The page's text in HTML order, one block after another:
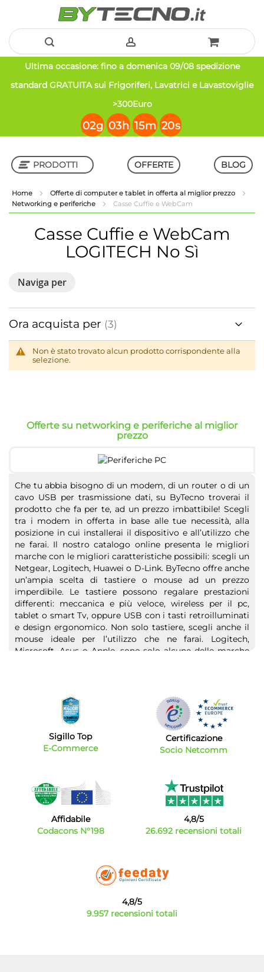
Salta
al
Ultima occasione: fino a domenica 09/08 spedizione
standard GRATUITA sui Frigoriferi, Lavatrici e Lavastoviglie
>300Euro
02g 03h 15m 20s
PRODOTTI
Shop in Shop
OFFERTE BLOG
Home
Offerte di computer e tablet in offerta al miglior prezzo
Networking e periferiche
Casse Cuffie e WebCam
Casse Cuffie e WebCam
LOGITECH No Sì
Non è stato trovato alcun prodotto corrispondente alla
selezione.
Naviga per
Ora acquista per
Offerte su networking e periferiche al miglior
prezzo
Che tu abbia bisogno di un modem, di un router o di un
cavo USB per trasmissione dati, su ByTecno troverai il
prodotto che fa per te, ad un prezzo imbattibile! Scegli
tra i modem in offerta in base alle tue necessità, alla
posizione in cui installerai il dispositivo e all’utilizzo che
ne farai. Il nostro catalogo online presenta le migliori
marche con le migliori caratteristiche possibili: scegli un
Netgear, Logitech, Huawei o D-Link. ByTecno offre anche
un’ampia scelta di tastiere o mouse ad un prezzo
imperdibile. Le tastiere possono regalare prestazioni
differenti: meccanica e più veloce, wireless per il pc,
tablet o smart Tv, oppure USB con i tasti retroilluminati
e design ergonomico. Non solo tastiere, scegli anche il
mouse ideale per l’utilizzo che ne farai. Logitech,
Microsoft, Asus o Apple, sono solo alcune delle marche
Sigillo Top
E-Commerce
Certificazione
Socio Netcomm
Affidabile
Codacons N°198
4,8/5
26.692 recensioni totali
4,8/5
9.957 recensioni totali